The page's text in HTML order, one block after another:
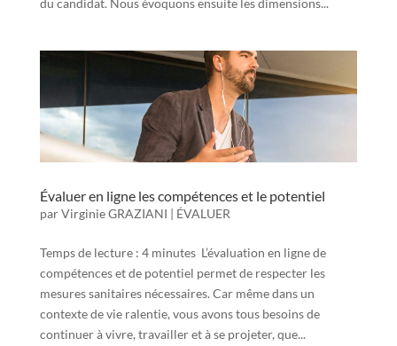
du candidat. Nous évoquons ensuite les dimensions...
Évaluer en ligne les compétences et le potentiel
parVirginie GRAZIANI | ÉVALUER
Temps de lecture : 4 minutes L’évaluation en ligne de
compétences et de potentiel permet de respecter les
mesures sanitaires nécessaires. Car même dans un
contexte de vie ralentie, vous avons tous besoins de
continuer à vivre, travailler et à se projeter, que...